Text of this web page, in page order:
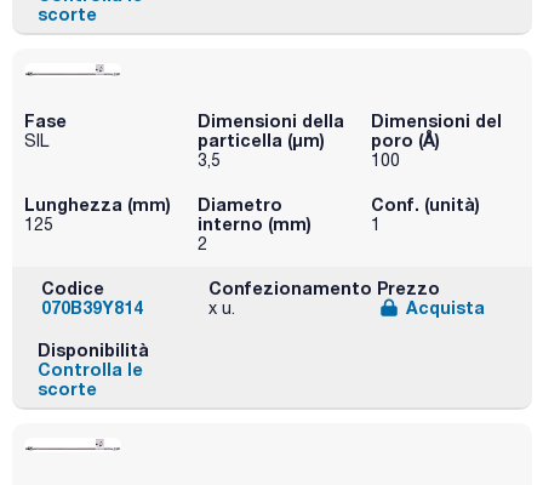
scorte
Fase
SIL
Dimensioni della
particella (μm)
3,5
Dimensioni del
poro (Å)
100
Lunghezza (mm)
125
Diametro
interno (mm)
2
Conf. (unità)
1
Codice
070B39Y814
Confezionamento
x u.
Prezzo
Acquista
Disponibilità
Controlla le
scorte